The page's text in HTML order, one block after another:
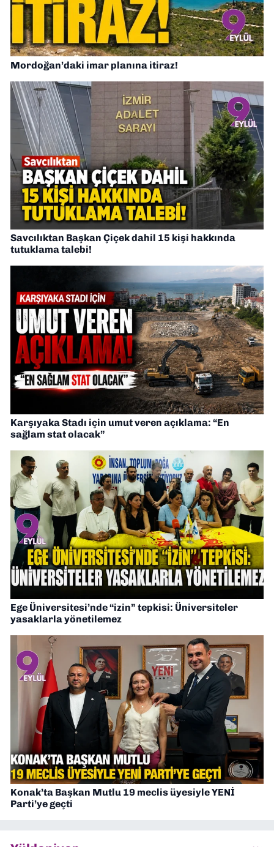
Mordoğan’daki imar planına itiraz!
Savcılıktan Başkan Çiçek dahil 15 kişi hakkında
tutuklama talebi!
Karşıyaka Stadı için umut veren açıklama: “En
sağlam stat olacak”
Ege Üniversitesi’nde “izin” tepkisi: Üniversiteler
yasaklarla yönetilemez
Konak’ta Başkan Mutlu 19 meclis üyesiyle YENİ
Parti’ye geçti